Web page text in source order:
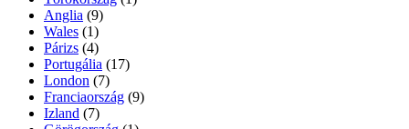
Anglia (9)
Wales (1)
Párizs (4)
Portugália (17)
London (7)
Franciaország (9)
Izland (7)